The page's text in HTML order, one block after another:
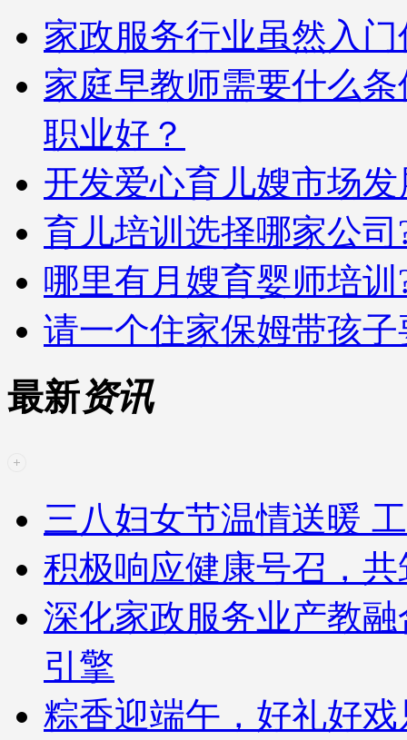
家政服务行业虽然入
家庭早教师需要什么
职业好？
开发爱心育儿嫂市场
育儿培训选择哪家公
哪里有月嫂育婴师培
请一个住家保姆带孩
最新资讯
三八妇女节温情送暖
积极响应健康号召，
深化家政服务业产教
引擎
粽香迎端午，好礼好